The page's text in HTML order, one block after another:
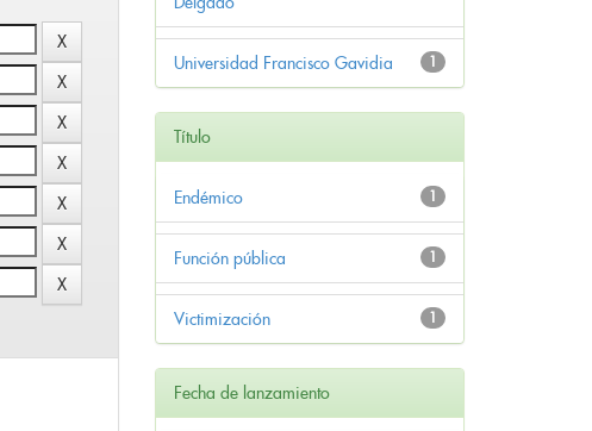
1
Universidad Francisco Gavidia
Título
1
Endémico
1
Función pública
1
Victimización
Fecha de lanzamiento